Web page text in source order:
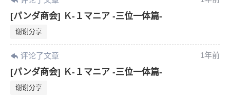
[パンダ商会] Ｋ-１マニア -三位一体篇-
谢谢分享
评论了文章 1年前
[パンダ商会] Ｋ-１マニア -三位一体篇-
谢谢分享